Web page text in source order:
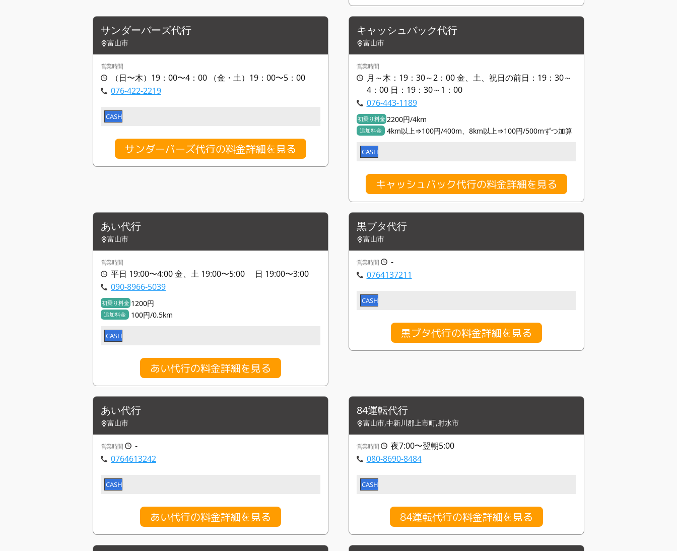
サンダーバーズ代行
富山市
営業時間
（日〜木）19：00〜4：00 （金・土）19：00〜5：00
076-422-2219
CASH
サンダーバーズ代行の料金詳細を見る
キャッシュバック代行
富山市
営業時間
月～木：19：30～2：00 金、土、祝日の前日：19：30～
4：00 日：19：30～1：00
076-443-1189
初乗り料金 2200円/4km
追加料金 4km以上⇒100円/400m、8km以上⇒100円/500mずつ加算
CASH
キャッシュバック代行の料金詳細を見る
あい代行
富山市
営業時間
平日 19:00〜4:00 金、土 19:00〜5:00 日 19:00〜3:00
090-8966-5039
初乗り料金 1200円
追加料金 100円/0.5km
CASH
あい代行の料金詳細を見る
黒ブタ代行
富山市
営業時間
-
0764137211
CASH
黒ブタ代行の料金詳細を見る
あい代行
富山市
営業時間
-
0764613242
CASH
あい代行の料金詳細を見る
84運転代行
富山市,中新川郡上市町,射水市
営業時間
夜7:00〜翌朝5:00
080-8690-8484
CASH
84運転代行の料金詳細を見る